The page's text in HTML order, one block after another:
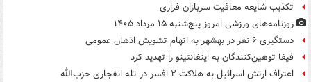
تکذیب شایعه معافیت سربازان فراری
روزنامه‌های ورزشی امروز پنج‌شنبه ۱۵ مرداد ۱۴۰۵
دستگیری ۶ نفر در بهشهر به اتهام تشویش اذهان عمومی
فیفا توهین‌کنندگان به اینفانتینو را تهدید کرد
اعتراف ارتش اسرائیل به هلاکت ۲ افسر در تله انفجاری حزب‌الله